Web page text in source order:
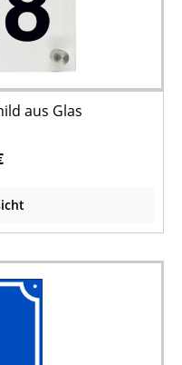
aus Glas